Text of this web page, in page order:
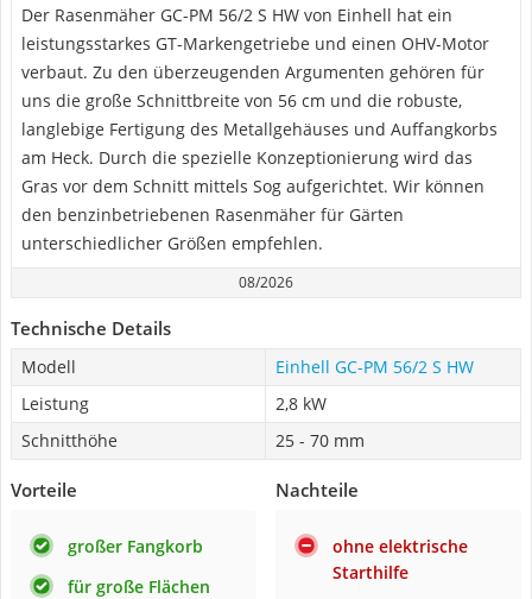
Der Rasenmäher GC-PM 56/2 S HW von Einhell hat ein
leistungsstarkes GT-Markengetriebe und einen OHV-Motor
verbaut. Zu den überzeugenden Argumenten gehören für
uns die große Schnittbreite von 56 cm und die robuste,
langlebige Fertigung des Metallgehäuses und Auffangkorbs
am Heck. Durch die spezielle Konzeptionierung wird das
Gras vor dem Schnitt mittels Sog aufgerichtet. Wir können
den benzinbetriebenen Rasenmäher für Gärten
unterschiedlicher Größen empfehlen.
08/2026
Technische Details
Modell
Einhell GC-PM 56/2 S HW
Leistung
2,8 kW
Schnitthöhe
25 - 70 mm
Vorteile
großer Fangkorb
für große Flächen
Nachteile
ohne elektrische
Starthilfe